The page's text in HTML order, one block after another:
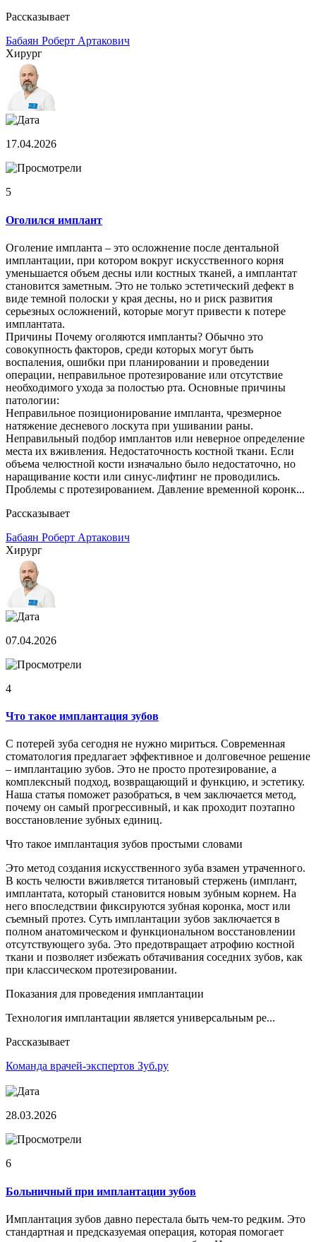
Рассказывает
Бабаян Роберт Артакович
Хирург
17.04.2026
5
Оголился имплант
Оголение импланта – это осложнение после дентальной
имплантации, при котором вокруг искусственного корня
уменьшается объем десны или костных тканей, а имплантат
становится заметным. Это не только эстетический дефект в
виде темной полоски у края десны, но и риск развития
серьезных осложнений, которые могут привести к потере
имплантата.
Причины Почему оголяются импланты? Обычно это
совокупность факторов, среди которых могут быть
воспаления, ошибки при планировании и проведении
операции, неправильное протезирование или отсутствие
необходимого ухода за полостью рта. Основные причины
патологии:
Неправильное позиционирование импланта, чрезмерное
натяжение десневого лоскута при ушивании раны.
Неправильный подбор имплантов или неверное определение
места их вживления. Недостаточность костной ткани. Если
объема челюстной кости изначально было недостаточно, но
наращивание кости или синус-лифтинг не проводились.
Проблемы с протезированием. Давление временной коронк...
Рассказывает
Бабаян Роберт Артакович
Хирург
07.04.2026
4
Что такое имплантация зубов
С потерей зуба сегодня не нужно мириться. Современная
стоматология предлагает эффективное и долговечное решение
– имплантацию зубов. Это не просто протезирование, а
комплексный подход, возвращающий и функцию, и эстетику.
Наша статья поможет разобраться, в чем заключается метод,
почему он самый прогрессивный, и как проходит поэтапно
восстановление зубных единиц.
Что такое имплантация зубов простыми словами
Это метод создания искусственного зуба взамен утраченного.
В кость челюсти вживляется титановый стержень (имплант,
имплантата, который становится новым зубным корнем. На
него впоследствии фиксируются зубная коронка, мост или
съемный протез. Суть имплантации зубов заключается в
полном анатомическом и функциональном восстановлении
отсутствующего зуба. Это предотвращает атрофию костной
ткани и позволяет избежать обтачивания соседних зубов, как
при классическом протезировании.
Показания для проведения имплантации
Технология имплантации является универсальным ре...
Рассказывает
Команда врачей-экспертов Зуб.ру
28.03.2026
6
Больничный при имплантации зубов
Имплантация зубов давно перестала быть чем-то редким. Это
стандартная и предсказуемая операция, которая помогает